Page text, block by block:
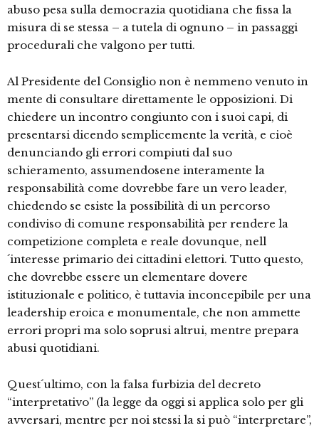
abuso pesa sulla democrazia quotidiana che fissa la
misura di se stessa – a tutela di ognuno – in passaggi
procedurali che valgono per tutti.
Al Presidente del Consiglio non è nemmeno venuto in
mente di consultare direttamente le opposizioni. Di
chiedere un incontro congiunto con i suoi capi, di
presentarsi dicendo semplicemente la verità, e cioè
denunciando gli errori compiuti dal suo
schieramento, assumendosene interamente la
responsabilità come dovrebbe fare un vero leader,
chiedendo se esiste la possibilità di un percorso
condiviso di comune responsabilità per rendere la
competizione completa e reale dovunque, nell
´interesse primario dei cittadini elettori. Tutto questo,
che dovrebbe essere un elementare dovere
istituzionale e politico, è tuttavia inconcepibile per una
leadership eroica e monumentale, che non ammette
errori propri ma solo soprusi altrui, mentre prepara
abusi quotidiani.
Quest´ultimo, con la falsa furbizia del decreto
“interpretativo” (la legge da oggi si applica solo per gli
avversari, mentre per noi stessi la si può “interpretare”,